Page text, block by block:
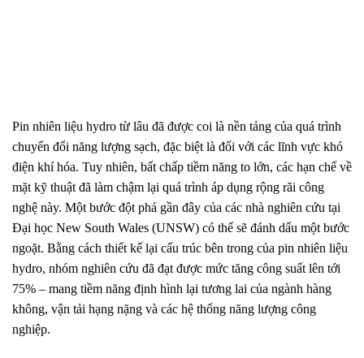
Pin nhiên liệu hydro từ lâu đã được coi là nền tảng của quá trình
chuyển đổi năng lượng sạch, đặc biệt là đối với các lĩnh vực khó
điện khí hóa. Tuy nhiên, bất chấp tiềm năng to lớn, các hạn chế về
mặt kỹ thuật đã làm chậm lại quá trình áp dụng rộng rãi công
nghệ này. Một bước đột phá gần đây của các nhà nghiên cứu tại
Đại học New South Wales (UNSW) có thể sẽ đánh dấu một bước
ngoặt. Bằng cách thiết kế lại cấu trúc bên trong của pin nhiên liệu
hydro, nhóm nghiên cứu đã đạt được mức tăng công suất lên tới
75% – mang tiềm năng định hình lại tương lai của ngành hàng
không, vận tải hạng nặng và các hệ thống năng lượng công
nghiệp.